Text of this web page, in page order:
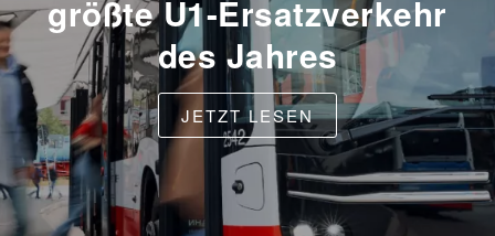
größte U1-Ersatzverkehr
des Jahres
JETZT LESEN